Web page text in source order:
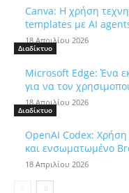
Canva: Η χρήση
templates με AI
18 Απριλίου 2026
Διαδίκτυο
Microsoft Edge: Ένα
για να τον
18 Απριλίου 2026
Διαδίκτυο
OpenAI Codex: Χρήση
και ενσωματωμένο
18 Απριλίου 2026